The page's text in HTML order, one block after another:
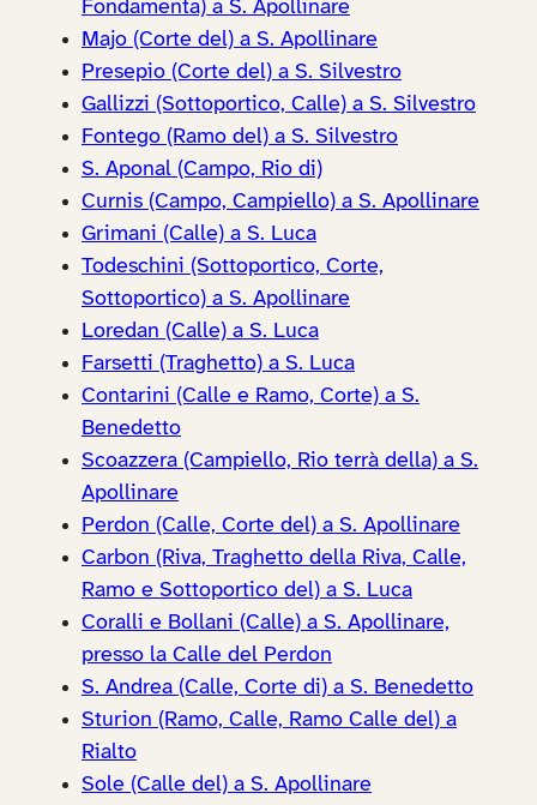
Fondamenta) a S. Apollinare
Majo (Corte del) a S. Apollinare
Presepio (Corte del) a S. Silvestro
Gallizzi (Sottoportico, Calle) a S. Silvestro
Fontego (Ramo del) a S. Silvestro
S. Aponal (Campo, Rio di)
Curnis (Campo, Campiello) a S. Apollinare
Grimani (Calle) a S. Luca
Todeschini (Sottoportico, Corte,
Sottoportico) a S. Apollinare
Loredan (Calle) a S. Luca
Farsetti (Traghetto) a S. Luca
Contarini (Calle e Ramo, Corte) a S.
Benedetto
Scoazzera (Campiello, Rio terrà della) a S.
Apollinare
Perdon (Calle, Corte del) a S. Apollinare
Carbon (Riva, Traghetto della Riva, Calle,
Ramo e Sottoportico del) a S. Luca
Coralli e Bollani (Calle) a S. Apollinare,
presso la Calle del Perdon
S. Andrea (Calle, Corte di) a S. Benedetto
Sturion (Ramo, Calle, Ramo Calle del) a
Rialto
Sole (Calle del) a S. Apollinare